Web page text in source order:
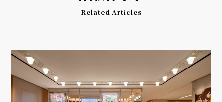
Related Articles